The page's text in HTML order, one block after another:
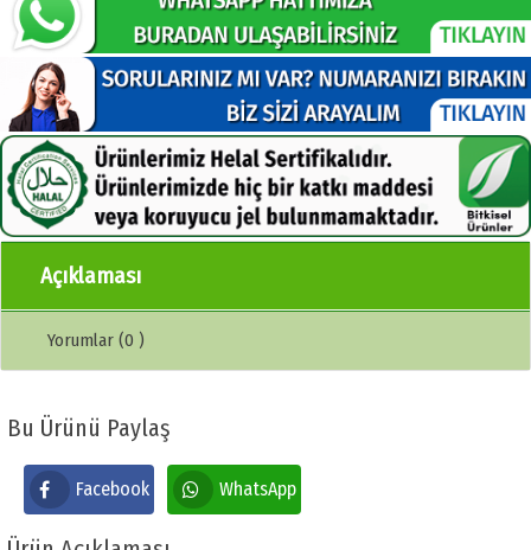
Açıklaması
Yorumlar (0 )
Bu Ürünü Paylaş
Facebook WhatsApp